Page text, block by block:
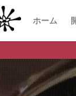
ホーム
つ